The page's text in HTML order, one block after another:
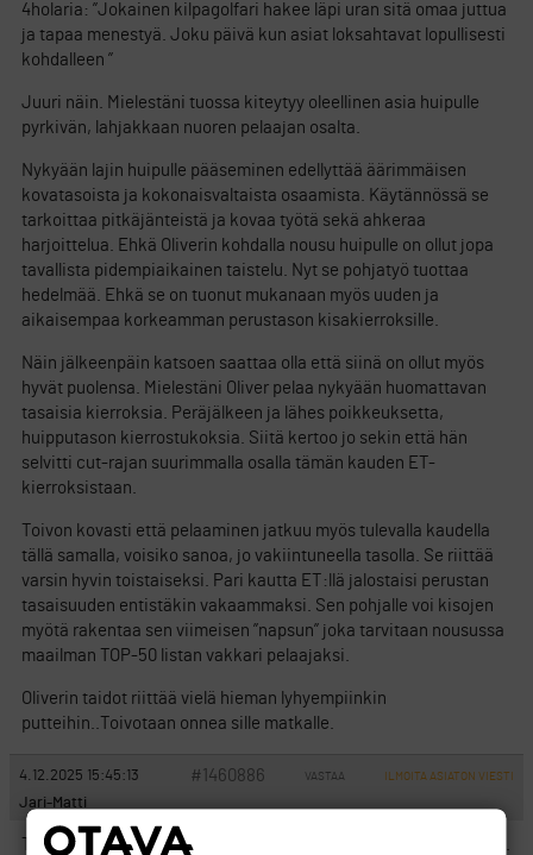
4holaria: ”Jokainen kilpagolfari hakee läpi uran sitä omaa juttua
ja tapaa menestyä. Joku päivä kun asiat loksahtavat lopullisesti
kohdalleen ”
Juuri näin. Mielestäni tuossa kiteytyy oleellinen asia huipulle
pyrkivän, lahjakkaan nuoren pelaajan osalta.
Nykyään lajin huipulle pääseminen edellyttää äärimmäisen
kovatasoista ja kokonaisvaltaista osaamista. Käytännössä se
tarkoittaa pitkäjänteistä ja kovaa työtä sekä ahkeraa
harjoittelua. Ehkä Oliverin kohdalla nousu huipulle on ollut jopa
tavallista pidempiaikainen taistelu. Nyt se pohjatyö tuottaa
hedelmää. Ehkä se on tuonut mukanaan myös uuden ja
aikaisempaa korkeamman perustason kisakierroksille.
Näin jälkeenpäin katsoen saattaa olla että siinä on ollut myös
hyvät puolensa. Mielestäni Oliver pelaa nykyään huomattavan
tasaisia kierroksia. Peräjälkeen ja lähes poikkeuksetta,
huipputason kierrostukoksia. Siitä kertoo jo sekin että hän
selvitti cut-rajan suurimmalla osalla tämän kauden ET-
kierroksistaan.
Toivon kovasti että pelaaminen jatkuu myös tulevalla kaudella
tällä samalla, voisiko sanoa, jo vakiintuneella tasolla. Se riittää
varsin hyvin toistaiseksi. Pari kautta ET:llä jalostaisi perustan
tasaisuuden entistäkin vakaammaksi. Sen pohjalle voi kisojen
myötä rakentaa sen viimeisen ”napsun” joka tarvitaan nousussa
maailman TOP-50 listan vakkari pelaajaksi.
Oliverin taidot riittää vielä hieman lyhyempiinkin
putteihin..Toivotaan onnea sille matkalle.
4.12.2025 15:45:13 #1460886 VASTAA ILMOITA ASIATON VIESTI
Jari-Matti
Tutkin huvikseni kaikenlaisia tilastoja, ja silmiin pisti seuraavaa.